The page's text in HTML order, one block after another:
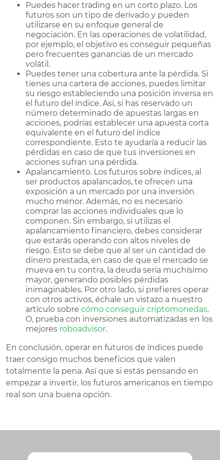
Puedes hacer trading en un corto plazo. Los
futuros son un tipo de derivado y pueden
utilizarse en su enfoque general de
negociación. En las operaciones de volatilidad,
por ejemplo, el objetivo es conseguir pequeñas
pero frecuentes ganancias de un mercado
volátil.
Puedes tener una cobertura ante la pérdida. Si
tienes una cartera de acciones, puedes limitar
su riesgo estableciendo una posición inversa en
el futuro del índice. Así, si has reservado un
número determinado de apuestas largas en
acciones, podrías establecer una apuesta corta
equivalente en el futuro del índice
correspondiente. Esto te ayudaría a reducir las
pérdidas en caso de que tus inversiones en
acciones sufran una pérdida.
Apalancamiento. Los futuros sobre índices, al
ser productos apalancados, te ofrecen una
exposición a un mercado por una inversión
mucho menor. Además, no es necesario
comprar las acciones individuales que lo
componen. Sin embargo, si utilizas el
apalancamiento financiero, debes considerar
que estarás operando con altos niveles de
riesgo. Esto se debe que al ser un cantidad de
dinero prestada, en caso de que el mercado se
mueva en tu contra, la deuda sería muchísimo
mayor, generando posibles pérdidas
inimaginables. Por otro lado, si prefieres operar
con otros activos, échale un vistazo a nuestro
artículo sobre cómo conseguir criptomonedas.
O, prueba con inversiones automatizadas en los
mejores roboadvisor.
En conclusión, operar en futuros de índices puede
traer consigo muchos beneficios que valen
totalmente la pena. Así que si estás pensando en
empezar a invertir, los futuros americanos en tiempo
real son una buena opción.